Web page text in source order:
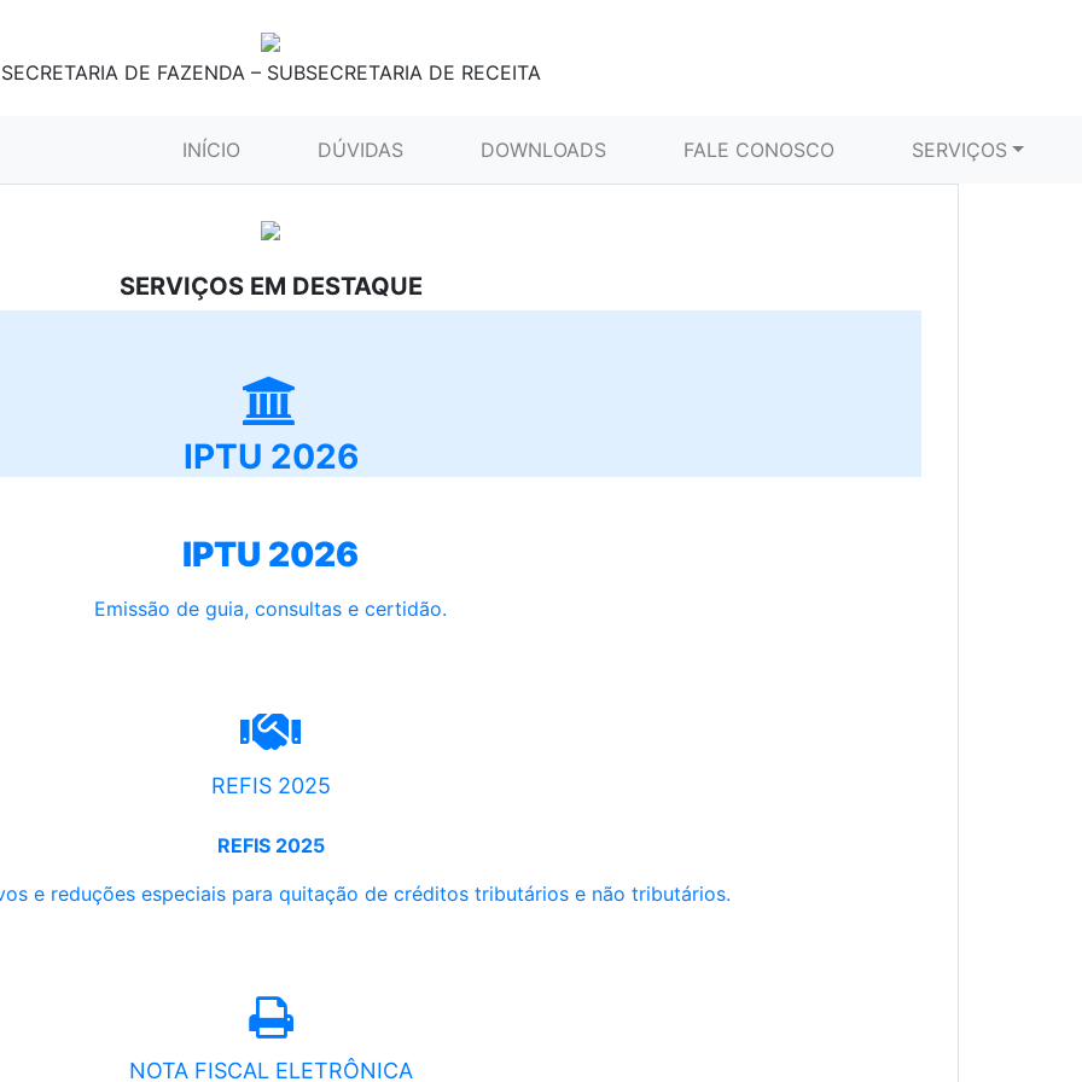
SECRETARIA DE FAZENDA – SUBSECRETARIA DE RECEITA
INÍCIO (CURRENT)DÚVIDAS DOWNLOADS FALE CONOSCO SERVIÇOS
SERVIÇOS EM DESTAQUE
IPTU 2026
IPTU 2026
Emissão de guia, consultas e certidão.
REFIS 2025
REFIS 2025
e reduções especiais para quitação de créditos tributários e não tributários.
NOTA FISCAL ELETRÔNICA